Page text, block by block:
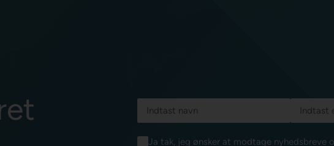
Ja tak, jeg ønsker at modtage nyhedsbreve